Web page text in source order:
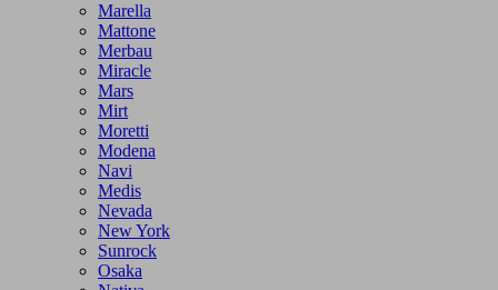
Marella
Mattone
Merbau
Miracle
Mars
Mirt
Moretti
Modena
Navi
Medis
Nevada
New York
Sunrock
Osaka